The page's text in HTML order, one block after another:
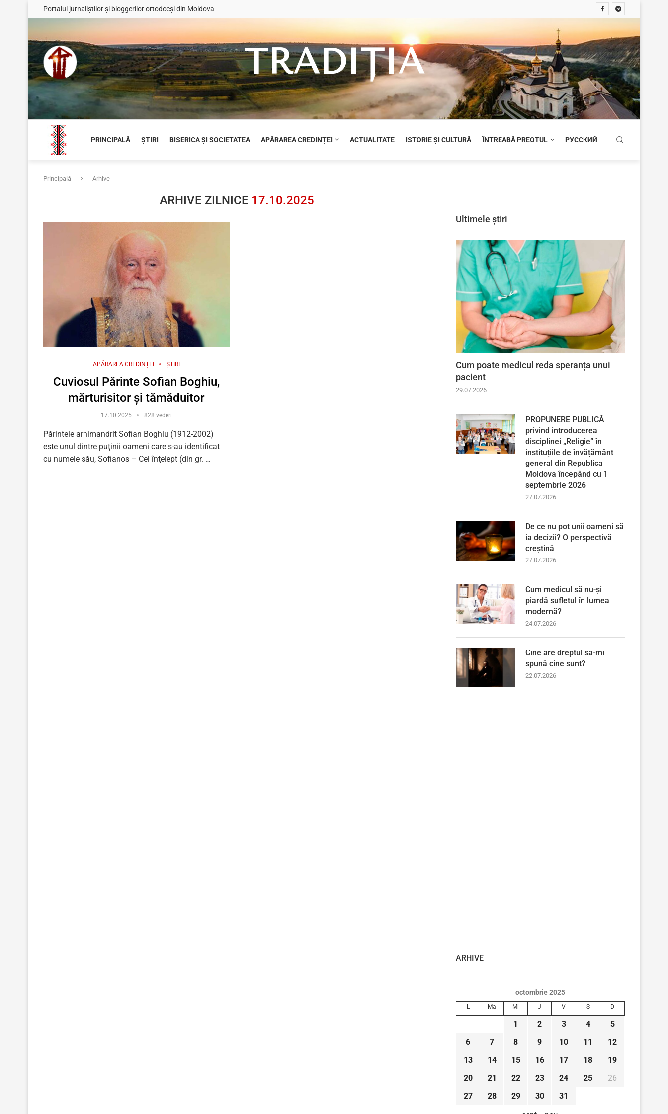
Portalul jurnaliștilor și bloggerilor ortodocși din Moldova
TRADIȚIA
PRINCIPALĂ ȘTIRI BISERICA ȘI SOCIETATEA APĂRAREA CREDINȚEI ACTUALITATE ISTORIE ȘI CULTURĂ ÎNTREABĂ PREOTUL РУССКИЙ
Principală Arhive
ARHIVE ZILNICE 17.10.2025
APĂRAREA CREDINȚEI ȘTIRI
Cuviosul Părinte Sofian Boghiu,
mărturisitor și tămăduitor
17.10.2025 828 vederi
Părintele arhimandrit Sofian Boghiu (1912-2002)
este unul dintre puţinii oameni care s-au identificat
cu numele său, Sofianos – Cel înţelept (din gr. …
Ultimele știri
Cum poate medicul reda speranța unui
pacient
29.07.2026
PROPUNERE PUBLICĂ
privind introducerea
disciplinei „Religie” în
instituțiile de învățământ
general din Republica
Moldova începând cu 1
septembrie 2026
27.07.2026
De ce nu pot unii oameni să
ia decizii? O perspectivă
creștină
27.07.2026
Cum medicul să nu-și
piardă sufletul în lumea
modernă?
24.07.2026
Cine are dreptul să-mi
spună cine sunt?
22.07.2026
ARHIVE
octombrie 2025
L Ma Mi J V S D
1 2 3 4
5
6
7 8 9 10 11
12
13
14 15 16 17 18
19
20
21 22 23 24 25
26
27
28 29 30
31